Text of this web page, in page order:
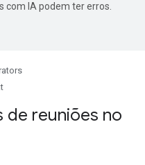
com IA podem ter erros.
de reuniões no